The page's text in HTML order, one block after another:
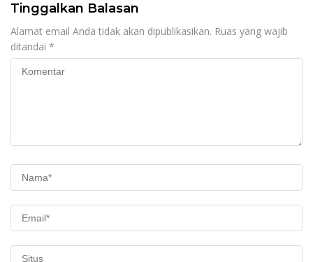
Tinggalkan Balasan
Alamat email Anda tidak akan dipublikasikan. Ruas yang wajib
ditandai *